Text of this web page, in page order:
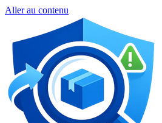
Aller au contenu